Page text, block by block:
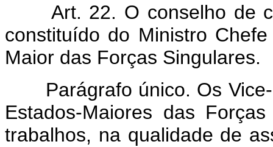
Art. 22. O conselho de
constituído do Ministro
Maior das Forças Singulares.
Parágrafo único. Os
Estados-Maiores das
trabalhos, na qualidade de